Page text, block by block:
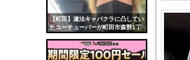
【町田】違法キャバクラに凸してい
たユーチューバーが町田市森野1丁
連れて行
【悲報】
【画像】
中国「大
韓国国会